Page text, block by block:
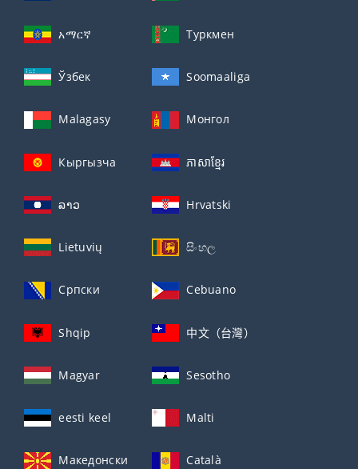
አማርኛ Туркмен
Ўзбек Soomaaliga
Malagasy Монгол
Кыргызча ភាសាខ្មែរ
ລາວ Hrvatski
Lietuvių සිංහල
Српски Cebuano
Shqip 中文（台灣）
Magyar Sesotho
eesti keel Malti
Македонски Català